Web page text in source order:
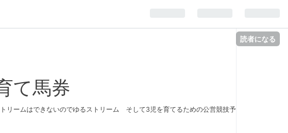
読者になる
て馬券
ームはできないのでゆるストリーム そして3児を育てるための公営競技予